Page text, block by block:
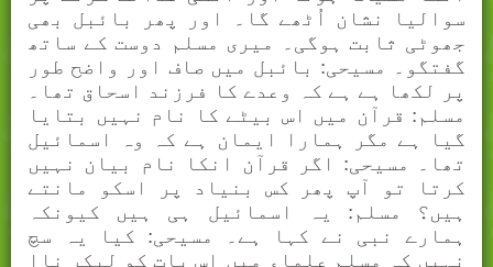
سوالیا نشان اُٹھے گا۔ اور پھر بائبل بھی
جھوٹی ثابت ہوگی۔ میری مسلم دوست کے ساتھ
گفتگو۔ مسیحی: بائبل میں صاف اور واضح طور
پر لکھا ہے ہے کہ وعدے کا فرزند اسحاق تھا۔
مسلم: قرآن میں اس بیٹے کا نام نہیں بتایا
گیا ہے مگر ہمارا ایمان ہے کہ وہ اسمائیل
تھا۔ مسیحی: اگر قرآن انکا نام بیان نہیں
کرتا تو آپ پھر کس بنیاد پر اسکو مانتے
ہیں؟ مسلم: یہ اسمائیل ہی ہیں کیونکہ
ہمارے نبی نے کہا ہے۔ مسیحی: کیا یہ سچ
نہیں کہ مسلم علماء میں اس بات کو لیکر ناا